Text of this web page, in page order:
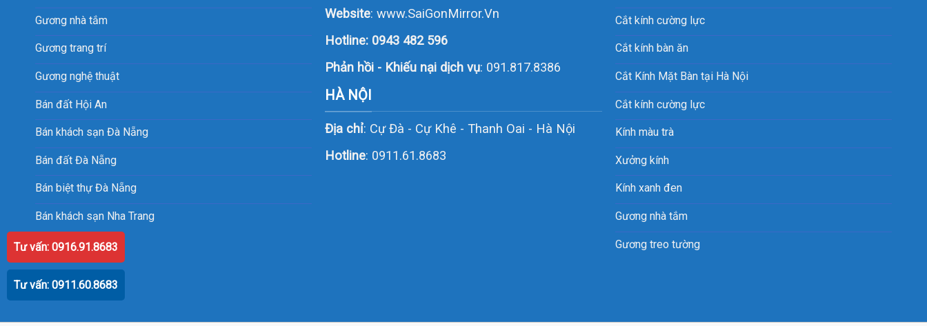
Gương nhà tắm
Gương trang trí
Gương nghệ thuật
Bán đất Hội An
Bán khách sạn Đà Nẵng
Bán đất Đà Nẵng
Bán biệt thự Đà Nẵng
Bán khách sạn Nha Trang
Website:www.SaiGonMirror.Vn
Hotline: 0943 482 596
Phản hồi - Khiếu nại dịch vụ: 091.817.8386
HÀ NỘI
Địa chỉ: Cự Đà - Cự Khê - Thanh Oai - Hà Nội
Hotline: 0911.61.8683
Cắt kính cường lực
Cắt kính bàn ăn
Cắt Kính Mặt Bàn tại Hà Nội
Cắt kính cường lực
Kính màu trà
Xưởng kính
Kính xanh đen
Gương nhà tắm
Gương treo tường
Tư vấn: 0916.91.8683
Tư vấn: 0911.60.8683